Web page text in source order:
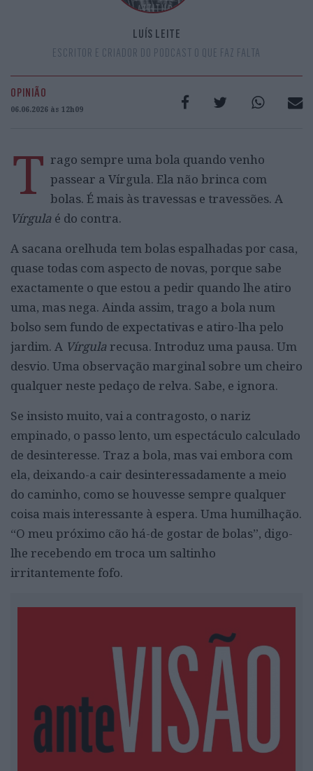
LUÍS LEITE
ESCRITOR E CRIADOR DO PODCAST O QUE FAZ FALTA
OPINIÃO
06.06.2026 às 12h09
T rago sempre uma bola quando venho
passear a Vírgula. Ela não brinca com
bolas. É mais às travessas e travessões. A
Vírgula é do contra.
A sacana orelhuda tem bolas espalhadas por casa,
quase todas com aspecto de novas, porque sabe
exactamente o que estou a pedir quando lhe atiro
uma, mas nega. Ainda assim, trago a bola num
bolso sem fundo de expectativas e atiro-lha pelo
jardim. A Vírgula recusa. Introduz uma pausa. Um
desvio. Uma observação marginal sobre um cheiro
qualquer neste pedaço de relva. Sabe, e ignora.
Se insisto muito, vai a contragosto, o nariz
empinado, o passo lento, um espectáculo calculado
de desinteresse. Traz a bola, mas vai embora com
ela, deixando-a cair desinteressadamente a meio
do caminho, como se houvesse sempre qualquer
coisa mais interessante à espera. Uma humilhação.
“O meu próximo cão há-de gostar de bolas”, digo-
lhe recebendo em troca um saltinho
irritantemente fofo.